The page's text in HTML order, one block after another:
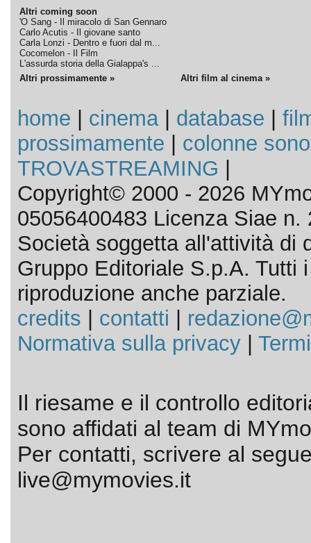
Altri coming soon
'O Sang - Il miracolo di San Gennaro
Carlo Acutis - Il giovane santo
Carla Lonzi - Dentro e fuori dal m...
Cocomelon - Il Film
L'assurda storia della Gialappa's ...
Altri prossimamente » Altri film al cinema »
home cinema| database
prossimamente
colonne
TROVASTREAMING
Copyright© 2000 - 2026
05056400483 Licenza Siae n.
Società soggetta all'attività di
Gruppo Editoriale S.p.A. Tutti
riproduzione anche parziale.
credits
contatti
Normativa sulla privacy|
Il riesame e il controllo
sono affidati al team di
Per contatti, scrivere al
live@mymovies.it